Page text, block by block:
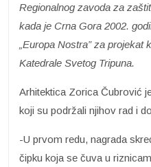
Regionalnog zavoda za
kada je Crna Gora 2002.
„Europa Nostra” za
Katedrale Svetog Tripuna.
Arhitektica Zorica Čubrović
koji su podržali njihov rad i
-U prvom redu, nagrada
čipku koja se čuva u